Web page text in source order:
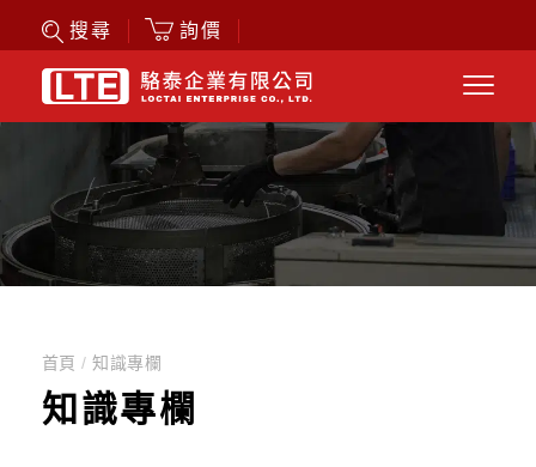
搜尋 詢價
首頁/ 知識專欄
知識專欄